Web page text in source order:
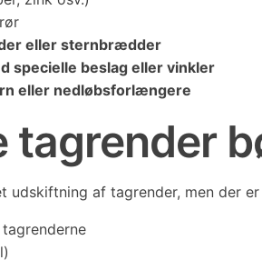
eller sternbrædder
specielle beslag eller vinkler
eller nedløbsforlængere
tagrender
af tagrender, men der
tagrenderne